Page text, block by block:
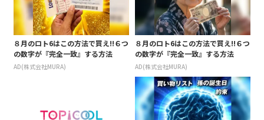
８月のロト6はこの方法で買え!!６つ
の数字が『完全一致』する方法
AD(株式会社MURA)
８月のロト6はこの方法で買え!!６つ
の数字が『完全一致』する方法
AD(株式会社MURA)